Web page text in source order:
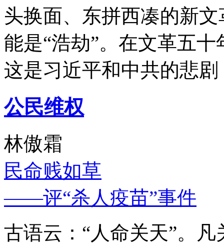
头换面、东拼西凑的新
能是“浩劫”。在文革五
这是习近平和中共的悲
公民维权
林傲霜
民命贱如草
——评“杀人疫苗”事件
古语云：“人命关天”。